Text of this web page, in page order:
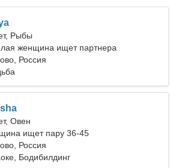
Рыбы
женщина ищет партнера
Россия
Овен
ищет пару 36-45
Россия
Бодибилдинг